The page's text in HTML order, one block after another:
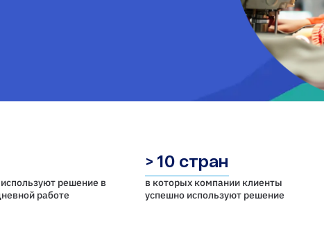
решение в
работе
> 10 стран
в которых компании клиенты
успешно используют решение